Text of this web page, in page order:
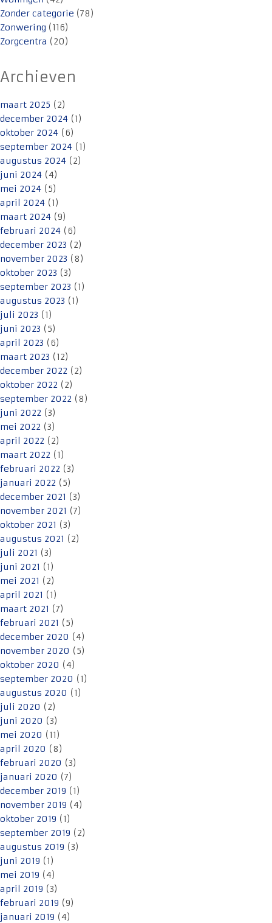
Zonder categorie (78)
Zonwering (116)
Zorgcentra (20)
Archieven
maart 2025 (2)
december 2024 (1)
oktober 2024 (6)
september 2024 (1)
augustus 2024 (2)
juni 2024 (4)
mei 2024 (5)
april 2024 (1)
maart 2024 (9)
februari 2024 (6)
december 2023 (2)
november 2023 (8)
oktober 2023 (3)
september 2023 (1)
augustus 2023 (1)
juli 2023 (1)
juni 2023 (5)
april 2023 (6)
maart 2023 (12)
december 2022 (2)
oktober 2022 (2)
september 2022 (8)
juni 2022 (3)
mei 2022 (3)
april 2022 (2)
maart 2022 (1)
februari 2022 (3)
januari 2022 (5)
december 2021 (3)
november 2021 (7)
oktober 2021 (3)
augustus 2021 (2)
juli 2021 (3)
juni 2021 (1)
mei 2021 (2)
april 2021 (1)
maart 2021 (7)
februari 2021 (5)
december 2020 (4)
november 2020 (5)
oktober 2020 (4)
september 2020 (1)
augustus 2020 (1)
juli 2020 (2)
juni 2020 (3)
mei 2020 (11)
april 2020 (8)
februari 2020 (3)
januari 2020 (7)
december 2019 (1)
november 2019 (4)
oktober 2019 (1)
september 2019 (2)
augustus 2019 (3)
juni 2019 (1)
mei 2019 (4)
april 2019 (3)
februari 2019 (9)
januari 2019 (4)